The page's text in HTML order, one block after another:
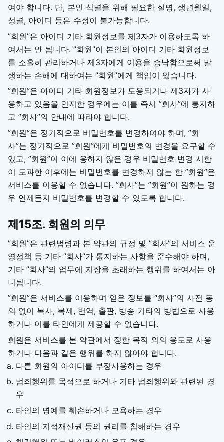
여야 합니다. 단, 본인 식별을 위해 필요한 실명, 생년월일,
성별, 아이디 등은 수정이 불가능합니다.
”회원”은 아이디 기타 회원정보를 제3자가 이용하도록 하
여서는 안 됩니다. ”회원”이 본인의 아이디 기타 회원정보
를 소홀히 관리하거나 제3자에게 이용을 승낙함으로써 발
생하는 손해에 대하여는 ”회원”에게 책임이 있습니다.
”회원”은 아이디 기타 회원정보가 도용되거나 제3자가 사
용하고 있음을 인지한 경우에는 이를 즉시 ”회사”에 통지하
고 ”회사”의 안내에 따라야 합니다.
”회원”은 정기적으로 비밀번호를 변경하여야 하며, ”회
사”는 정기적으로 ”회원”에게 비밀번호의 변경을 요구할 수
있고, ”회원”이 이에 응하지 않은 경우 비밀번호 변경 시한
이 도과한 이후에는 비밀번호를 변경하지 않는 한 ”회원”은
서비스를 이용할 수 없습니다. ”회사”는 ”회원”이 원하는 경
우 언제든지 비밀번호를 변경할 수 있도록 합니다.
제15조. 회원의 의무
”회원”은 관련법령과 본 약관의 규정 및 ”회사”의 서비스 운
영정책 등 기타 ”회사”가 통지하는 사항을 준수해야 하며,
기타 ”회사”의 업무에 지장을 초래하는 행위를 하여서는 아
니됩니다.
”회원”은 서비스를 이용하며 얻은 정보를 “회사”의 사전 동
의 없이 복사, 복제, 번역, 출판, 방송 기타의 방법으로 사용
하거나 이를 타인에게 제공할 수 없습니다.
회원은 서비스를 본 약관에서 정한 목적 외의 용도로 사용
하거나 다음과 같은 행위를 하지 않아야 합니다.
다른 회원의 아이디를 부정사용하는 경우
범죄행위를 목적으로 하거나 기타 범죄행위와 관련된 경
우
타인의 명예를 훼손하거나 모욕하는 경우
타인의 지적재산권 등의 권리를 침해하는 경우